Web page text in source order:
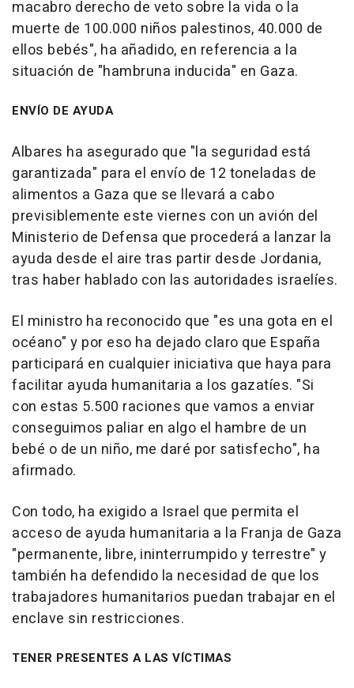
macabro derecho de veto sobre la vida o la
muerte de 100.000 niños palestinos, 40.000 de
ellos bebés", ha añadido, en referencia a la
situación de "hambruna inducida" en Gaza.
ENVÍO DE AYUDA
Albares ha asegurado que "la seguridad está
garantizada" para el envío de 12 toneladas de
alimentos a Gaza que se llevará a cabo
previsiblemente este viernes con un avión del
Ministerio de Defensa que procederá a lanzar la
ayuda desde el aire tras partir desde Jordania,
tras haber hablado con las autoridades israelíes.
El ministro ha reconocido que "es una gota en el
océano" y por eso ha dejado claro que España
participará en cualquier iniciativa que haya para
facilitar ayuda humanitaria a los gazatíes. "Si
con estas 5.500 raciones que vamos a enviar
conseguimos paliar en algo el hambre de un
bebé o de un niño, me daré por satisfecho", ha
afirmado.
Con todo, ha exigido a Israel que permita el
acceso de ayuda humanitaria a la Franja de Gaza
"permanente, libre, ininterrumpido y terrestre" y
también ha defendido la necesidad de que los
trabajadores humanitarios puedan trabajar en el
enclave sin restricciones.
TENER PRESENTES A LAS VÍCTIMAS